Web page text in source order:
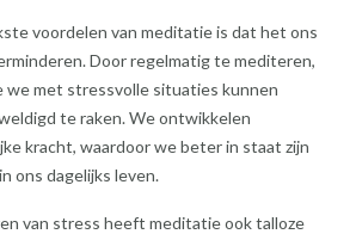
voordelen van meditatie is dat het ons
Door regelmatig te mediteren,
we met stressvolle situaties kunnen
te raken. We ontwikkelen
kracht, waardoor we beter in staat zijn
ons dagelijks leven.
van stress heeft meditatie ook talloze